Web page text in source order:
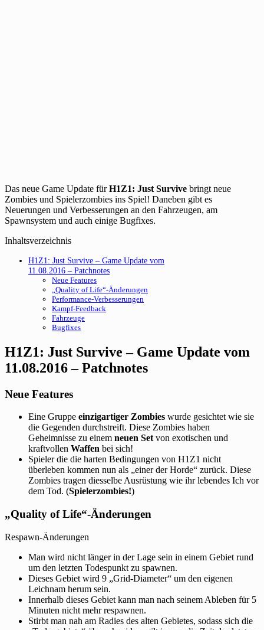
Das neue Game Update fürH1Z1: Just Survive bringt neue
Zombies und Spielerzombies ins Spiel! Daneben gibt es
Neuerungen und Verbesserungen an den Fahrzeugen, am
Spawnsystem und auch einige Bugfixes.
Inhaltsverzeichnis
H1Z1: Just Survive – Game Update vom
11.08.2016 – Patchnotes
Neue Features
„Quality of Life“-Änderungen
Performance-Verbesserungen
Kampf-Feedback
Fahrzeuge
Bugfixes
H1Z1: Just Survive – Game Update vom
11.08.2016 – Patchnotes
Neue Features
Eine Gruppe einzigartiger Zombies wurde gesichtet wie sie
die Gegenden durchstreift. Diese Zombies haben
Geheimnisse zu einem neuen Set von exotischen und
kraftvollen Waffen bei sich!
Spieler die die harten Bedingungen von H1Z1 nicht
überleben kommen nun als „einer der Horde“ zurück. Diese
Zombies tragen diesselbe Ausrüstung wie ihr lebendes Ich vor
dem Tod. (Spielerzombies!)
„Quality of Life“-Änderungen
Respawn-Änderungen
Man wird nicht länger in der Lage sein in einem Gebiet rund
um den letzten Todespunkt zu spawnen.
Dieses Gebiet wird 9 „Grid-Diameter“ um den eigenen
Leichnam herum sein.
Innerhalb dieses Gebiet kann man nach seinem Ableben für 5
Minuten nicht mehr respawnen.
Stirbt man nah am Radies des alten Gebietes, sodass sich die